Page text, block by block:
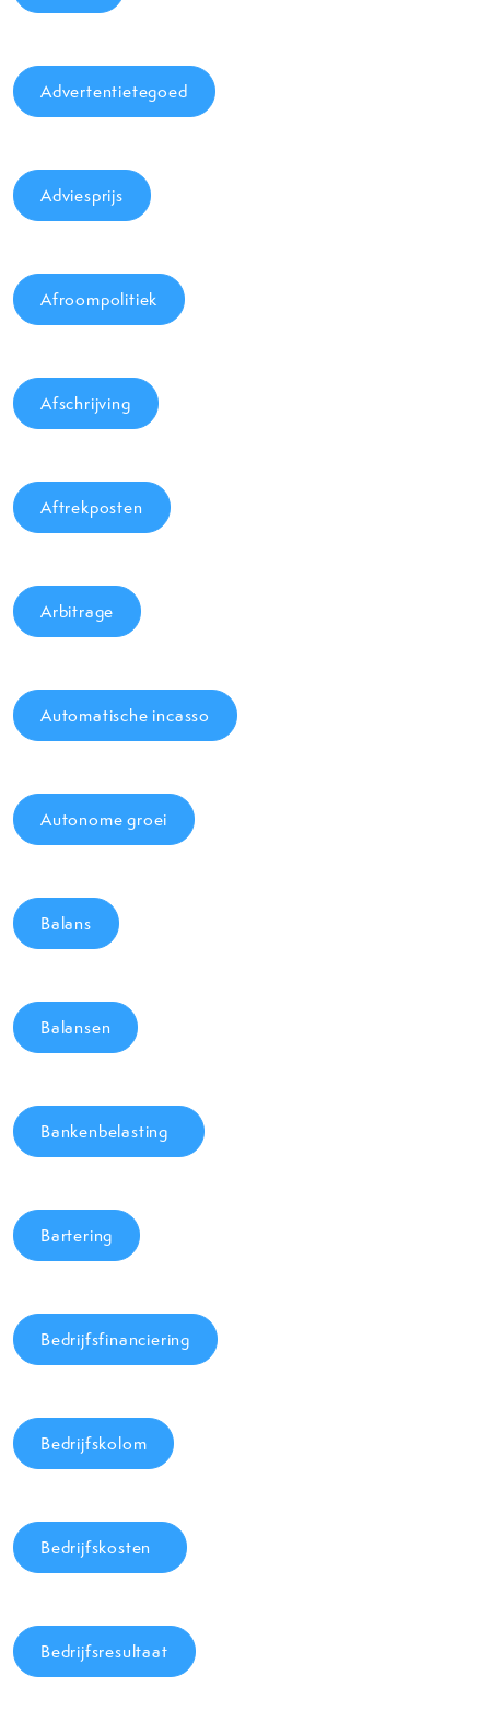
Advertentietegoed
Adviesprijs
Afroompolitiek
Afschrijving
Aftrekposten
Arbitrage
Automatische incasso
Autonome groei
Balans
Balansen
Bankenbelasting
Bartering
Bedrijfsfinanciering
Bedrijfskolom
Bedrijfskosten
Bedrijfsresultaat